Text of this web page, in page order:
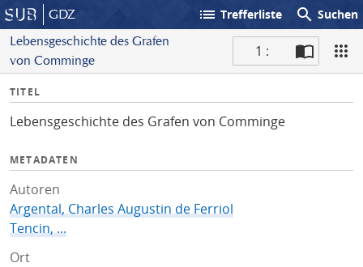
GDZ list Trefferliste search Suchen
Lebensgeschichte des Grafen
von Comminge
1 :
I
f
TITEL
Lebensgeschichte des Grafen von Comminge
METADATEN
Autoren
Argental, Charles Augustin de Ferriol
Tencin, ...
Ort